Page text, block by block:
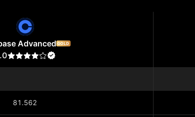
Advanced GOLD
81.562